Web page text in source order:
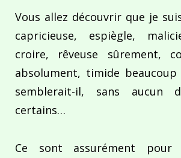
Vous allez découvrir que je
capricieuse, espiègle,
croire, rêveuse sûrement,
absolument, timide beaucoup
semblerait-il, sans aucun
certains…
Ce sont assurément pour